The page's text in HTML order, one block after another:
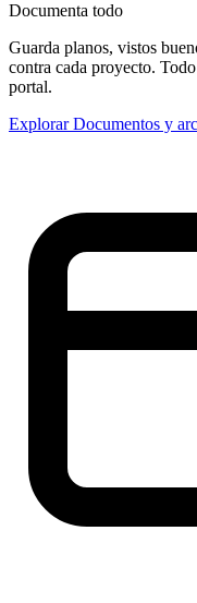
Documenta todo
Guarda planos, vistos
contra cada proyecto.
portal.
Explorar Documentos y